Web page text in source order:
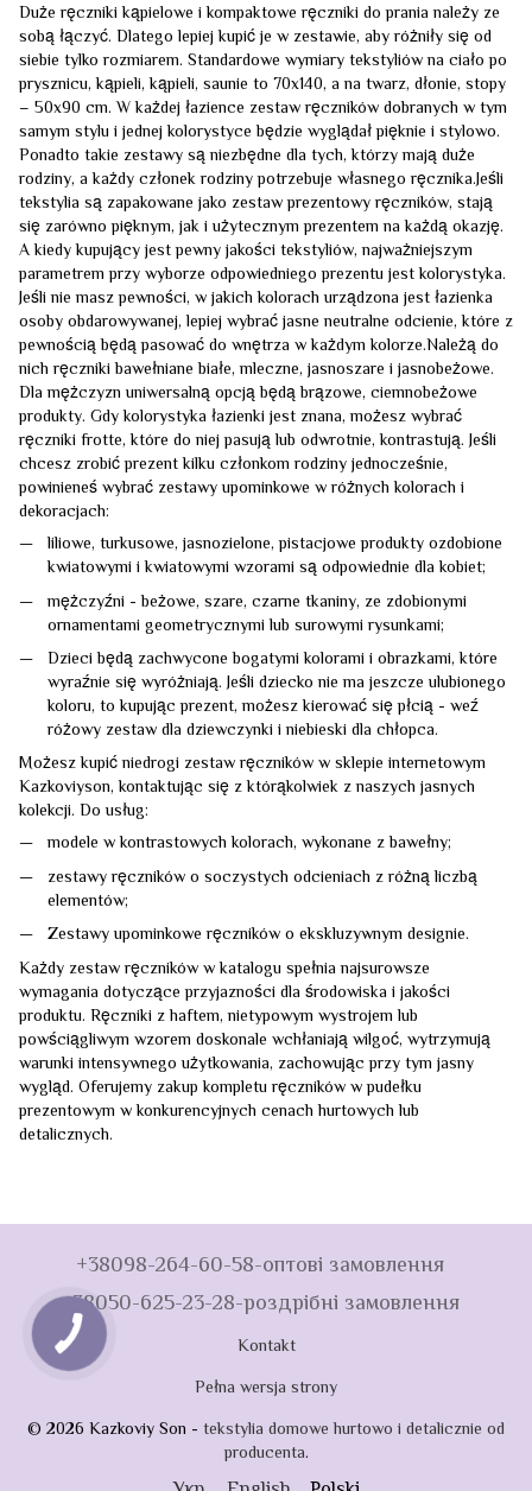
Duże ręczniki kąpielowe i kompaktowe ręczniki do prania należy ze
sobą łączyć. Dlatego lepiej kupić je w zestawie, aby różniły się od
siebie tylko rozmiarem. Standardowe wymiary tekstyliów na ciało po
prysznicu, kąpieli, kąpieli, saunie to 70x140, a na twarz, dłonie, stopy
– 50x90 cm. W każdej łazience zestaw ręczników dobranych w tym
samym stylu i jednej kolorystyce będzie wyglądał pięknie i stylowo.
Ponadto takie zestawy są niezbędne dla tych, którzy mają duże
rodziny, a każdy członek rodziny potrzebuje własnego ręcznika.Jeśli
tekstylia są zapakowane jako zestaw prezentowy ręczników, stają
się zarówno pięknym, jak i użytecznym prezentem na każdą okazję.
A kiedy kupujący jest pewny jakości tekstyliów, najważniejszym
parametrem przy wyborze odpowiedniego prezentu jest kolorystyka.
Jeśli nie masz pewności, w jakich kolorach urządzona jest łazienka
osoby obdarowywanej, lepiej wybrać jasne neutralne odcienie, które z
pewnością będą pasować do wnętrza w każdym kolorze.Należą do
nich ręczniki bawełniane białe, mleczne, jasnoszare i jasnobeżowe.
Dla mężczyzn uniwersalną opcją będą brązowe, ciemnobeżowe
produkty. Gdy kolorystyka łazienki jest znana, możesz wybrać
ręczniki frotte, które do niej pasują lub odwrotnie, kontrastują. Jeśli
chcesz zrobić prezent kilku członkom rodziny jednocześnie,
powinieneś wybrać zestawy upominkowe w różnych kolorach i
dekoracjach:
liliowe, turkusowe, jasnozielone, pistacjowe produkty ozdobione
kwiatowymi i kwiatowymi wzorami są odpowiednie dla kobiet;
mężczyźni - beżowe, szare, czarne tkaniny, ze zdobionymi
ornamentami geometrycznymi lub surowymi rysunkami;
Dzieci będą zachwycone bogatymi kolorami i obrazkami, które
wyraźnie się wyróżniają. Jeśli dziecko nie ma jeszcze ulubionego
koloru, to kupując prezent, możesz kierować się płcią - weź
różowy zestaw dla dziewczynki i niebieski dla chłopca.
Możesz kupić niedrogi zestaw ręczników w sklepie internetowym
Kazkoviyson, kontaktując się z którąkolwiek z naszych jasnych
kolekcji. Do usług:
modele w kontrastowych kolorach, wykonane z bawełny;
zestawy ręczników o soczystych odcieniach z różną liczbą
elementów;
Zestawy upominkowe ręczników o ekskluzywnym designie.
Każdy zestaw ręczników w katalogu spełnia najsurowsze
wymagania dotyczące przyjazności dla środowiska i jakości
produktu. Ręczniki z haftem, nietypowym wystrojem lub
powściągliwym wzorem doskonale wchłaniają wilgoć, wytrzymują
warunki intensywnego użytkowania, zachowując przy tym jasny
wygląd. Oferujemy zakup kompletu ręczników w pudełku
prezentowym w konkurencyjnych cenach hurtowych lub
detalicznych.
+38098-264-60-58-оптові замовлення
+38050-625-23-28-роздрібні замовлення
Kontakt
Pełna wersja strony
© 2026 Kazkoviy Son - tekstylia domowe hurtowo i detalicznie od
producenta.